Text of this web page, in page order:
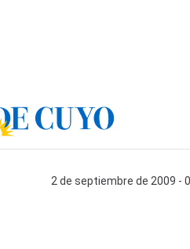
2 de septiembre de 2009 -